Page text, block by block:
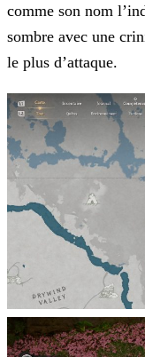
comme son nom
sombre avec une
le plus d’attaque.